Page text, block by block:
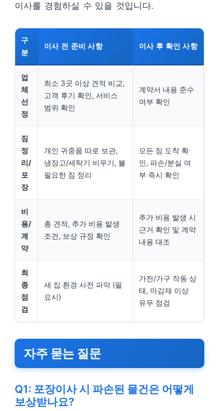
이사를 경험하실 수 있을 것입니다.
구
분
이사 전 준비 사항 이사 후 확인 사항
업
체
선
정
최소 3곳 이상 견적 비교,
고객 후기 확인, 서비스
범위 확인
계약서 내용 준수
여부 확인
짐
정
리/
포
장
개인 귀중품 따로 보관,
냉장고/세탁기 비우기, 불
필요한 짐 정리
모든 짐 도착 확
인, 파손/분실 여
부 즉시 확인
비
용/
계
약
총 견적, 추가 비용 발생
조건, 보상 규정 확인
추가 비용 발생 시
근거 확인 및 계약
내용 대조
최
종
점
검
새 집 환경 사전 파악 (필
요시)
가전/가구 작동 상
태, 마감재 이상
유무 점검
자주 묻는 질문
Q1: 포장이사 시 파손된 물건은 어떻게
보상받나요?